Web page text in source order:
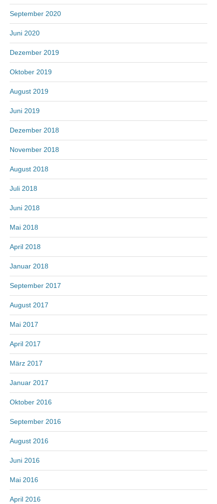
September 2020
Juni 2020
Dezember 2019
Oktober 2019
August 2019
Juni 2019
Dezember 2018
November 2018
August 2018
Juli 2018
Juni 2018
Mai 2018
April 2018
Januar 2018
September 2017
August 2017
Mai 2017
April 2017
März 2017
Januar 2017
Oktober 2016
September 2016
August 2016
Juni 2016
Mai 2016
April 2016